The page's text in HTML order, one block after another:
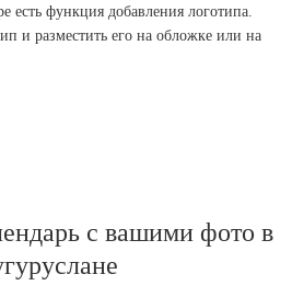
есть функция добавления логотипа.
и разместить его на обложке или на
с вашими фото в